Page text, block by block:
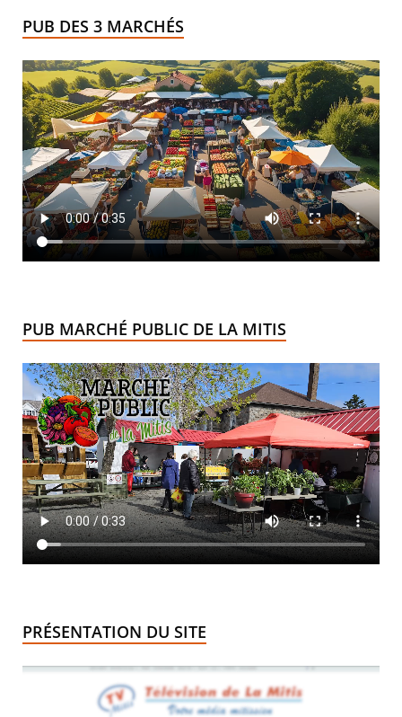
PUB DES 3 MARCHÉS
PUB MARCHÉ PUBLIC DE LA MITIS
PRÉSENTATION DU SITE